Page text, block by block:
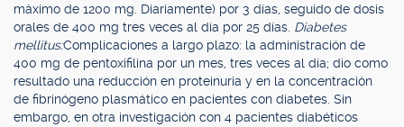
máximo de 1200 mg. Diariamente) por 3 días, seguido de dosis
orales de 400 mg tres veces al día por 25 días. Diabetes
mellitus:Complicaciones a largo plazo: la administración de
400 mg de pentoxifilina por un mes, tres veces al día; dio como
resultado una reducción en proteinuria y en la concentración
de fibrinógeno plasmático en pacientes con diabetes. Sin
embargo, en otra investigación con 4 pacientes diabéticos